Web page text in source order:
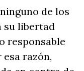
de los
su libertad
responsable
razón,